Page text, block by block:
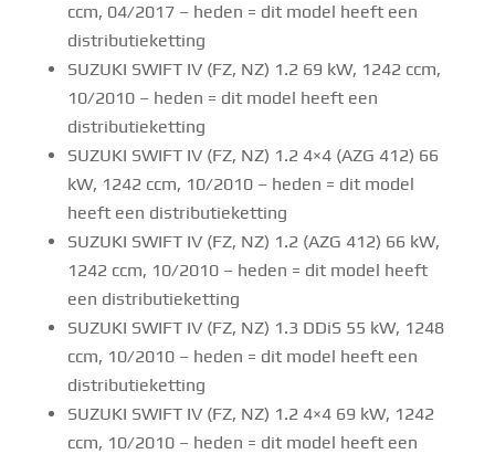
ccm, 04/2017 – heden = dit model heeft een
distributieketting
SUZUKI SWIFT IV (FZ, NZ) 1.2 69 kW, 1242 ccm,
10/2010 – heden = dit model heeft een
distributieketting
SUZUKI SWIFT IV (FZ, NZ) 1.2 4×4 (AZG 412) 66
kW, 1242 ccm, 10/2010 – heden = dit model
heeft een distributieketting
SUZUKI SWIFT IV (FZ, NZ) 1.2 (AZG 412) 66 kW,
1242 ccm, 10/2010 – heden = dit model heeft
een distributieketting
SUZUKI SWIFT IV (FZ, NZ) 1.3 DDiS 55 kW, 1248
ccm, 10/2010 – heden = dit model heeft een
distributieketting
SUZUKI SWIFT IV (FZ, NZ) 1.2 4×4 69 kW, 1242
ccm, 10/2010 – heden = dit model heeft een